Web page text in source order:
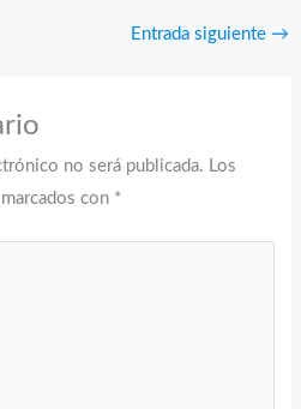
Entrada siguiente →
no será publicada. Los
con *